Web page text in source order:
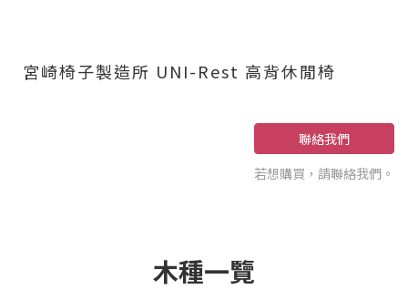
宮崎椅子製造所 UNI-Rest 高背休閒椅
聯絡我們
若想購買，請聯絡我們。
木種一覽